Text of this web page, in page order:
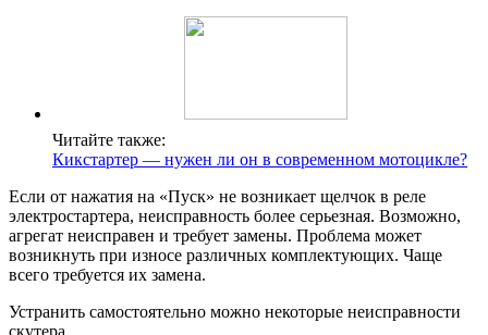
Читайте также:
Кикстартер — нужен ли он в современном мотоцикле?
Если от нажатия на «Пуск» не возникает щелчок в реле
электростартера, неисправность более серьезная. Возможно,
агрегат неисправен и требует замены. Проблема может
возникнуть при износе различных комплектующих. Чаще
всего требуется их замена.
Устранить самостоятельно можно некоторые неисправности